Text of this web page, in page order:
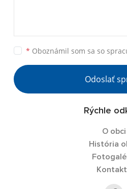
* Oboznámil som sa so
Odoslať
Rýchle
O obci
História